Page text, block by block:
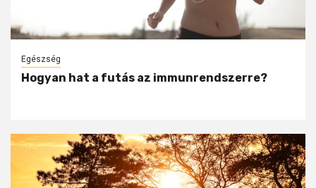
Egészség
Hogyan hat a futás az immunrendszerre?